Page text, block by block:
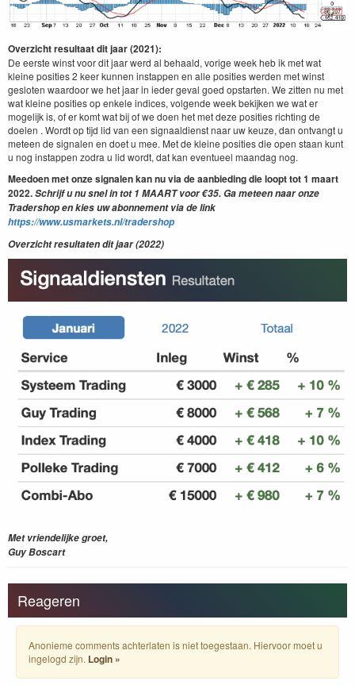
Overzicht resultaat dit jaar (2021):
De eerste winst voor dit jaar werd al behaald, vorige week heb ik met wat
kleine posities 2 keer kunnen instappen en alle posities werden met winst
gesloten waardoor we het jaar in ieder geval goed opstarten. We zitten nu met
wat kleine posities op enkele indices, volgende week bekijken we wat er
mogelijk is, of er komt wat bij of we doen het met deze posities richting de
doelen . Wordt op tijd lid van een signaaldienst naar uw keuze, dan ontvangt u
meteen de signalen en doet u mee. Met de kleine posities die open staan kunt
u nog instappen zodra u lid wordt, dat kan eventueel maandag nog.
Meedoen met onze signalen kan nu via de aanbieding die loopt tot 1 maart
2022.Schrijf u nu snel in tot 1 MAART voor €35. Ga meteen naar onze
Tradershop en kies uw abonnement via de link
https://www.usmarkets.nl/tradershop
Overzicht resultaten dit jaar (2022)
Met vriendelijke groet,
Guy Boscart
Reageren
Anonieme comments achterlaten is niet toegestaan. Hiervoor moet u
ingelogd zijn. Login »